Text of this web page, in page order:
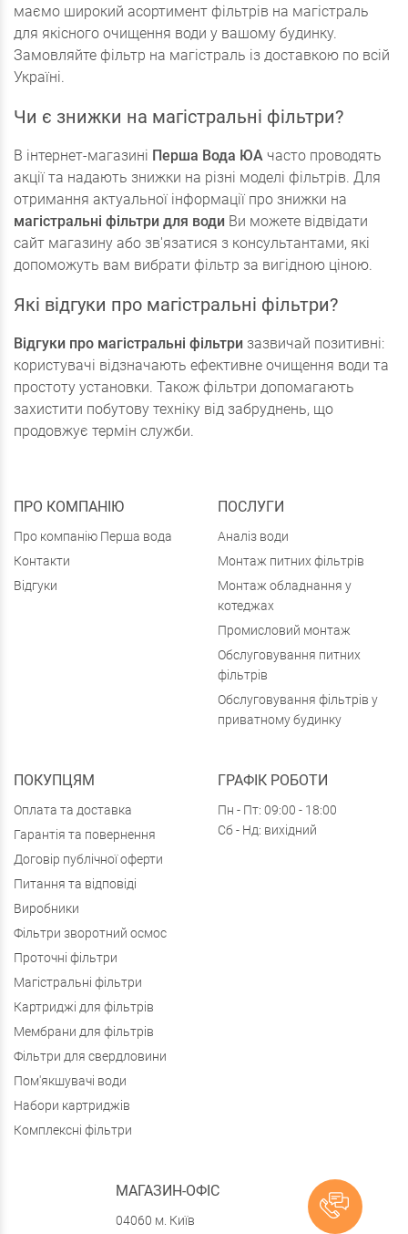
маємо широкий асортимент фільтрів на магістраль
для якісного очищення води у вашому будинку.
Замовляйте фільтр на магістраль із доставкою по всій
Україні.
Чи є знижки на магістральні фільтри?
В інтернет-магазині Перша Вода ЮА часто проводять
акції та надають знижки на різні моделі фільтрів. Для
отримання актуальної інформації про знижки на
магістральні фільтри для води Ви можете відвідати
сайт магазину або зв'язатися з консультантами, які
допоможуть вам вибрати фільтр за вигідною ціною.
Які відгуки про магістральні фільтри?
Відгуки про магістральні фільтри зазвичай позитивні:
користувачі відзначають ефективне очищення води та
простоту установки. Також фільтри допомагають
захистити побутову техніку від забруднень, що
продовжує термін служби.
ПРО КОМПАНІЮ
Про компанію Перша вода
Контакти
Відгуки
ПОСЛУГИ
Аналіз води
Монтаж питних фільтрів
Монтаж обладнання у
котеджах
Промисловий монтаж
Обслуговування питних
фільтрів
Обслуговування фільтрів у
приватному будинку
ПОКУПЦЯМ
Оплата та доставка
Гарантія та повернення
Договір публічної оферти
Питання та відповіді
Виробники
Фільтри зворотний осмос
Проточні фільтри
Магістральні фільтри
Картриджі для фільтрів
Мембрани для фільтрів
Фільтри для свердловини
Пом'якшувачі води
Набори картриджів
Комплексні фільтри
ГРАФІК РОБОТИ
Пн - Пт: 09:00 - 18:00
Сб - Нд: вихідний
МАГАЗИН-ОФІС
04060 м. Київ